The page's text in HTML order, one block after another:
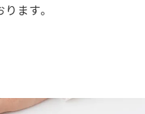
ます。